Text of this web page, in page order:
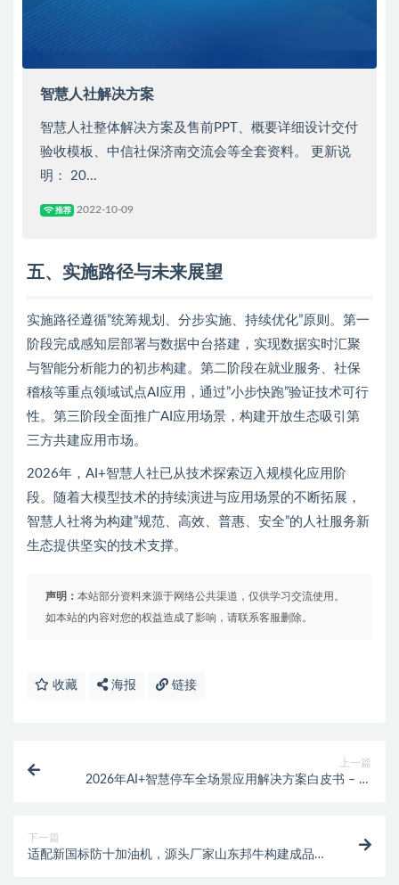
智慧人社解决方案
智慧人社整体解决方案及售前PPT、概要详细设计交付
验收模板、中信社保济南交流会等全套资料。 更新说
明： 20...
推荐 2022-10-09
五、实施路径与未来展望
实施路径遵循”统筹规划、分步实施、持续优化”原则。第一
阶段完成感知层部署与数据中台搭建，实现数据实时汇聚
与智能分析能力的初步构建。第二阶段在就业服务、社保
稽核等重点领域试点AI应用，通过”小步快跑”验证技术可行
性。第三阶段全面推广AI应用场景，构建开放生态吸引第
三方共建应用市场。
2026年，AI+智慧人社已从技术探索迈入规模化应用阶
段。随着大模型技术的持续演进与应用场景的不断拓展，
智慧人社将为构建”规范、高效、普惠、安全”的人社服务新
生态提供坚实的技术支撑。
声明： 本站部分资料来源于网络公共渠道，仅供学习交流使用。
如本站的内容对您的权益造成了影响，请联系客服删除。
收藏 海报 链接
上一篇
2026年AI+智慧停车全场景应用解决方案白皮书 – 全
下一篇
适配新国标防十加油机，源头厂家山东邦牛构建成品油